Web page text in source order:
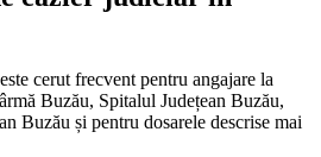
cerut frecvent pentru angajare la
Buzău, Spitalul Județean Buzău,
Buzău și pentru dosarele descrise mai